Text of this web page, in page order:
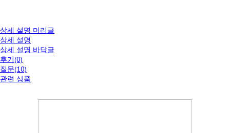
상세 설명 머리글
상세 설명
상세 설명 바닥글
후기(0)
질문(10)
관련 상품